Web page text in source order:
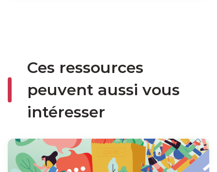
Ces ressources
peuvent aussi vous
intéresser